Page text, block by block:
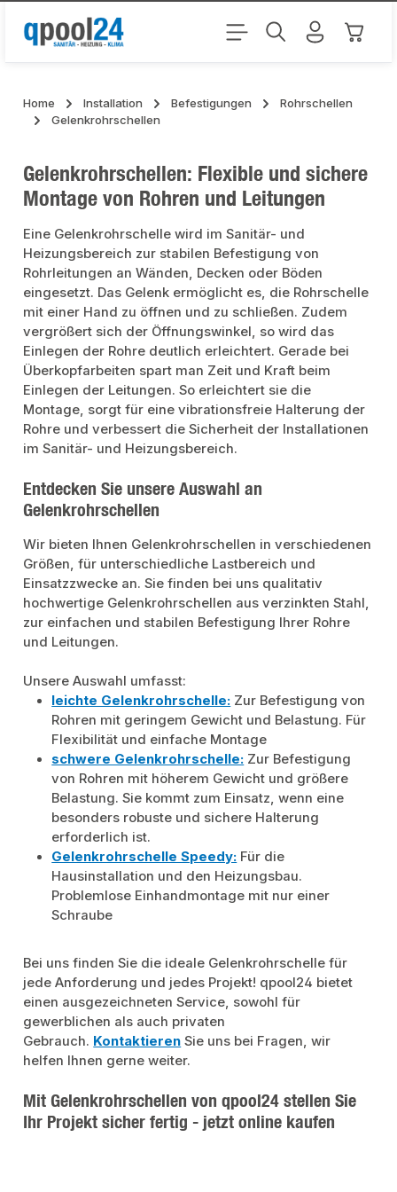
Zum Hauptinhalt springen
Home Installation Befestigungen
Rohrschellen
Gelenkrohrschellen
Gelenkrohrschellen: Flexible und sichere
Montage von Rohren und Leitungen
Eine Gelenkrohrschelle wird im Sanitär- und
Heizungsbereich zur stabilen Befestigung von
Rohrleitungen an Wänden, Decken oder Böden
eingesetzt. Das Gelenk ermöglicht es, die Rohrschelle
mit einer Hand zu öffnen und zu schließen. Zudem
vergrößert sich der Öffnungswinkel, so wird das
Einlegen der Rohre deutlich erleichtert. Gerade bei
Überkopfarbeiten spart man Zeit und Kraft beim
Einlegen der Leitungen. So erleichtert sie die
Montage, sorgt für eine vibrationsfreie Halterung der
Rohre und verbessert die Sicherheit der Installationen
im Sanitär- und Heizungsbereich.
Entdecken Sie unsere Auswahl an
Gelenkrohrschellen
Wir bieten Ihnen Gelenkrohrschellen in verschiedenen
Größen, für unterschiedliche Lastbereich und
Einsatzzwecke an. Sie finden bei uns qualitativ
hochwertige Gelenkrohrschellen aus verzinkten Stahl,
zur einfachen und stabilen Befestigung Ihrer Rohre
und Leitungen.
Unsere Auswahl umfasst:
leichte Gelenkrohrschelle: Zur Befestigung von
Rohren mit geringem Gewicht und Belastung. Für
Flexibilität und einfache Montage
schwere Gelenkrohrschelle: Zur Befestigung
von Rohren mit höherem Gewicht und größere
Belastung. Sie kommt zum Einsatz, wenn eine
besonders robuste und sichere Halterung
erforderlich ist.
Gelenkrohrschelle Speedy: Für die
Hausinstallation und den Heizungsbau.
Problemlose Einhandmontage mit nur einer
Schraube
Bei uns finden Sie die ideale Gelenkrohrschelle für
jede Anforderung und jedes Projekt! qpool24 bietet
einen ausgezeichneten Service, sowohl für
gewerblichen als auch privaten
Gebrauch. Kontaktieren Sie uns bei Fragen, wir
helfen Ihnen gerne weiter.
Mit Gelenkrohrschellen von qpool24 stellen Sie
Ihr Projekt sicher fertig - jetzt online kaufen